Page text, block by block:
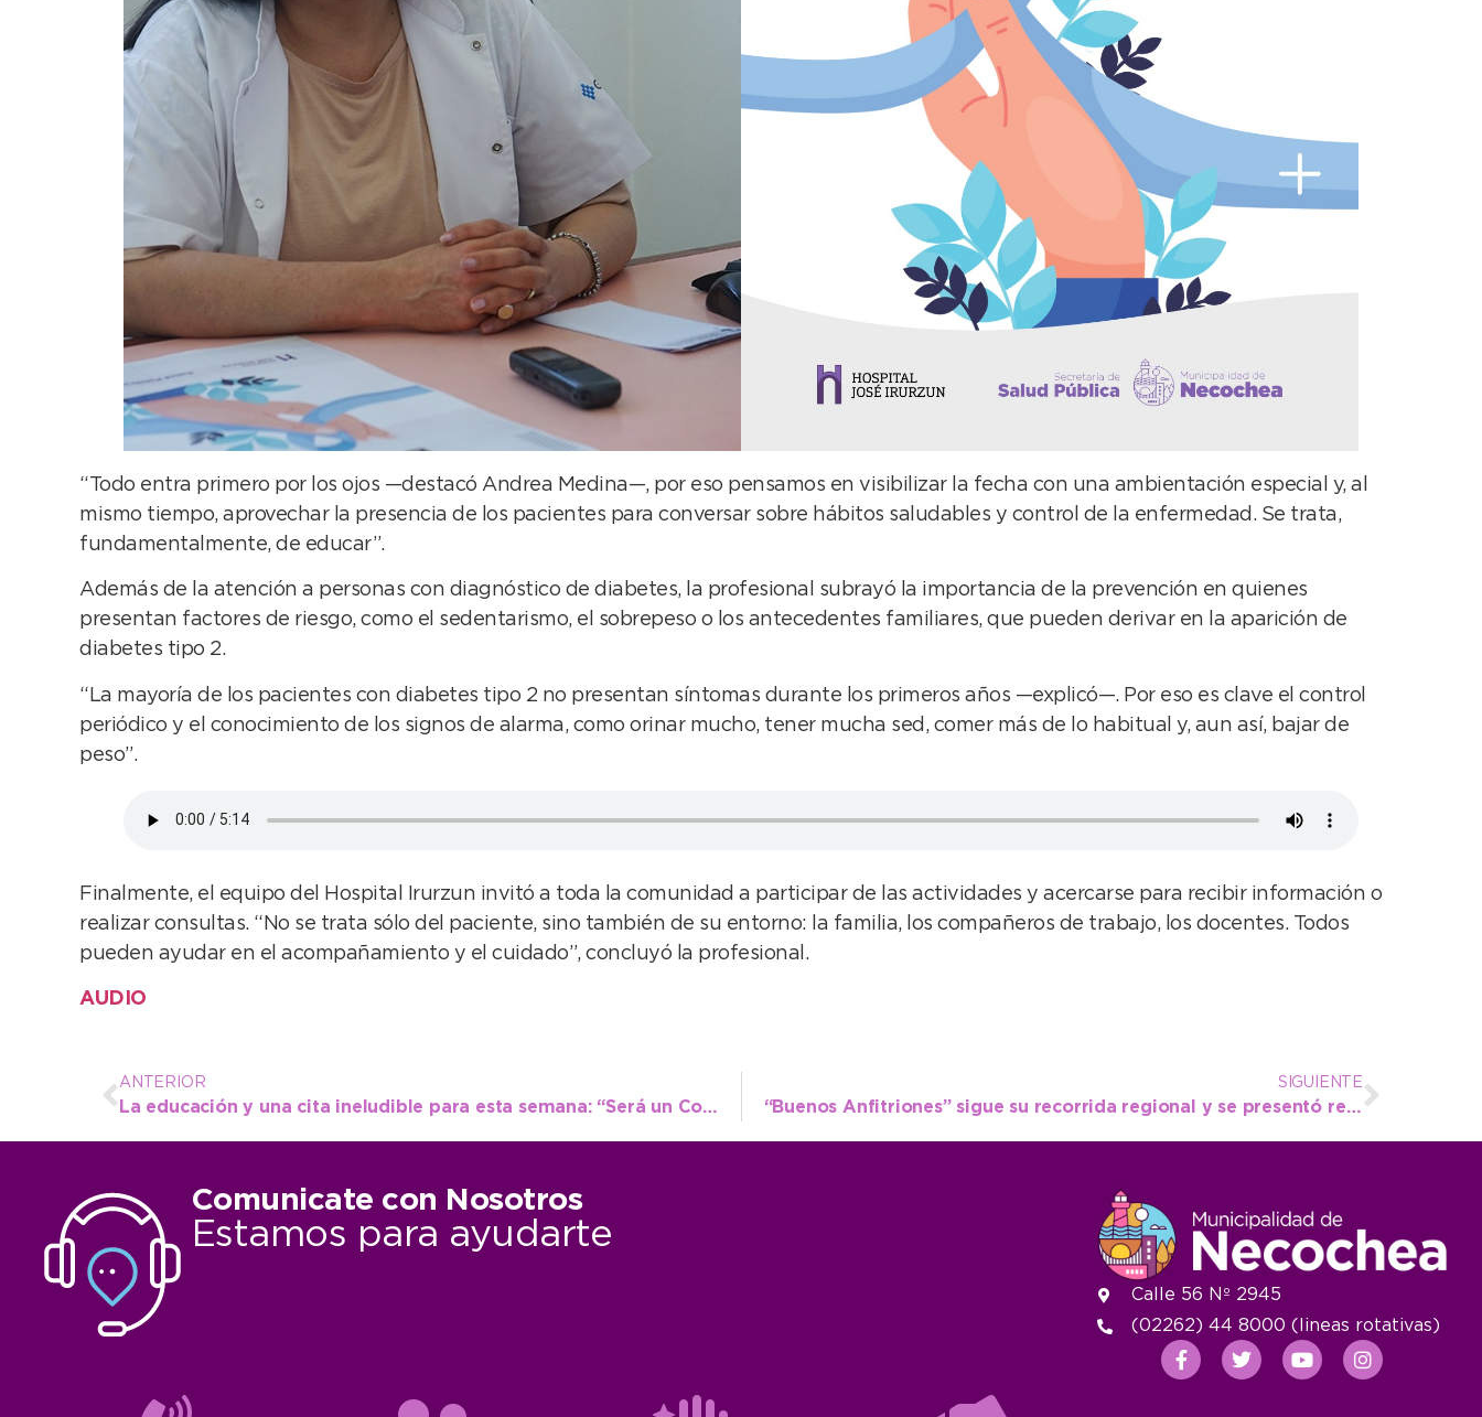
“Todo entra primero por los ojos —destacó Andrea Medina—, por eso pensamos en visibilizar la fecha con una ambientación especial y, al
mismo tiempo, aprovechar la presencia de los pacientes para conversar sobre hábitos saludables y control de la enfermedad. Se trata,
fundamentalmente, de educar”.
Además de la atención a personas con diagnóstico de diabetes, la profesional subrayó la importancia de la prevención en quienes
presentan factores de riesgo, como el sedentarismo, el sobrepeso o los antecedentes familiares, que pueden derivar en la aparición de
diabetes tipo 2.
“La mayoría de los pacientes con diabetes tipo 2 no presentan síntomas durante los primeros años —explicó—. Por eso es clave el control
periódico y el conocimiento de los signos de alarma, como orinar mucho, tener mucha sed, comer más de lo habitual y, aun así, bajar de
peso”.
Finalmente, el equipo del Hospital Irurzun invitó a toda la comunidad a participar de las actividades y acercarse para recibir información o
realizar consultas. “No se trata sólo del paciente, sino también de su entorno: la familia, los compañeros de trabajo, los docentes. Todos
pueden ayudar en el acompañamiento y el cuidado”, concluyó la profesional.
AUDIO
ANTERIOR
La educación y una cita ineludible para esta semana: “Será un Congreso donde se van a construir saberes”
SIGUIENTE
“Buenos Anfitriones” sigue su recorrida regional y se presentó recientemente en Balcarce
Comunicate con Nosotros
Estamos para ayudarte
Calle 56 Nº 2945
(02262) 44 8000 (lineas rotativas)